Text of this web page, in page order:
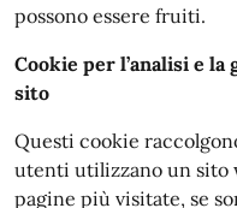
possono essere fruiti.
Cookie per l’analisi e
sito
Questi cookie
utenti utilizzano un sito
pagine più visitate, se